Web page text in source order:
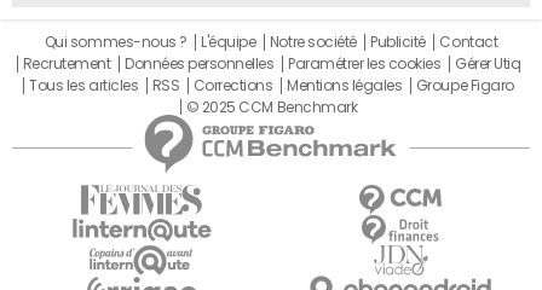
Qui sommes-nous ? L'équipe Notre société Publicité
Contact
Recrutement
Données personnelles Paramétrer les cookies
Gérer Utiq
Tous les articles
RSS Corrections Mentions légales
Groupe Figaro
© 2025 CCM Benchmark